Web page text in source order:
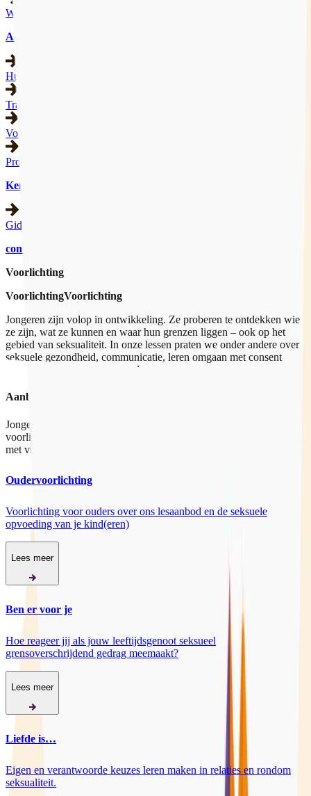
Werkgebied
Aanbod
Hulpverlening
Trainingen
Voorlichting
Producten
Kennisbank
Gidsen
contact
Voorlichting
VoorlichtingVoorlichting
Jongeren zijn volop in ontwikkeling. Ze proberen te ontdekken wie
ze zijn, wat ze kunnen en waar hun grenzen liggen – ook op het
gebied van seksualiteit. In onze lessen praten we onder andere over
seksuele gezondheid, communicatie, leren omgaan met consent
(toestemming) en je zeker voelen.
Aanbod
Jongeren, opvoeders en professionals kunnen bij ons terecht voor
voorlichting, ondersteuning en training. Zij kunnen bij ons terecht
met vragen over seksualiteit.
Oudervoorlichting
Voorlichting voor ouders over ons lesaanbod en de seksuele
opvoeding van je kind(eren)
Lees meer
Ben er voor je
Hoe reageer jij als jouw leeftijdsgenoot seksueel
grensoverschrijdend gedrag meemaakt?
Lees meer
Liefde is…
Eigen en verantwoorde keuzes leren maken in relaties en rondom
seksualiteit.